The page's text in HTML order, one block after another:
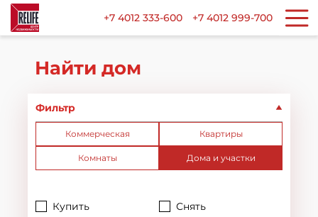
+7 4012 333-600 +7 4012 999-700
Найти дом
Фильтр
Коммерческая Квартиры
Комнаты Дома и участки
Купить Снять